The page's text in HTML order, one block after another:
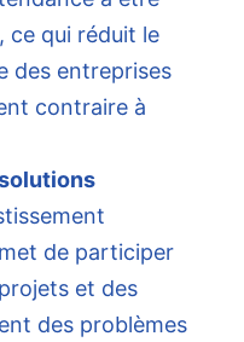
ce qui réduit le
des entreprises
contraire à
de participer
et des
des problèmes